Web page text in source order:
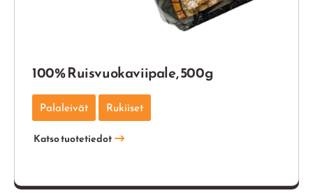
100% Ruisvuokaviipale, 500g
Palaleivät Rukiiset
Katso tuotetiedot